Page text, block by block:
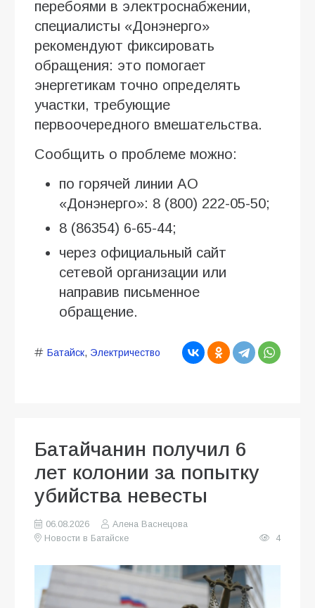
перебоями в электроснабжении,
специалисты «Донэнерго»
рекомендуют фиксировать
обращения: это помогает
энергетикам точно определять
участки, требующие
первоочередного вмешательства.
Сообщить о проблеме можно:
по горячей линии АО
«Донэнерго»: 8 (800) 222-05-50;
8 (86354) 6-65-44;
через официальный сайт
сетевой организации или
направив письменное
обращение.
Батайск, Электричество
Батайчанин получил 6
лет колонии за попытку
убийства невесты
06.08.2026
Алена Васнецова
Новости в Батайске
4